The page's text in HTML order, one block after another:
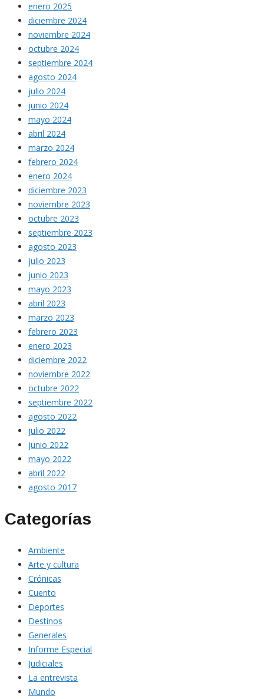
enero 2025
diciembre 2024
noviembre 2024
octubre 2024
septiembre 2024
agosto 2024
julio 2024
junio 2024
mayo 2024
abril 2024
marzo 2024
febrero 2024
enero 2024
diciembre 2023
noviembre 2023
octubre 2023
septiembre 2023
agosto 2023
julio 2023
junio 2023
mayo 2023
abril 2023
marzo 2023
febrero 2023
enero 2023
diciembre 2022
noviembre 2022
octubre 2022
septiembre 2022
agosto 2022
julio 2022
junio 2022
mayo 2022
abril 2022
agosto 2017
Categorías
Ambiente
Arte y cultura
Crónicas
Cuento
Deportes
Destinos
Generales
Informe Especial
Judiciales
La entrevista
Mundo